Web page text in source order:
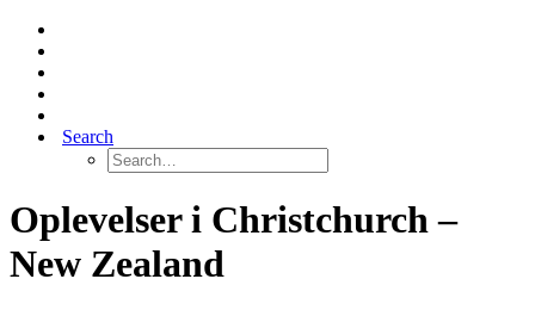
Search
Oplevelser i Christchurch –
New Zealand